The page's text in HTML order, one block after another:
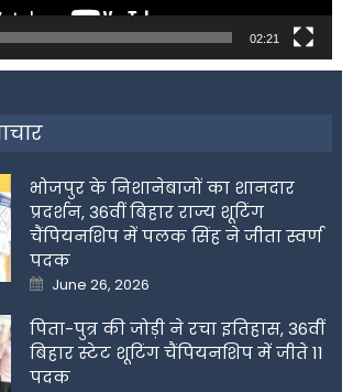
02:21
भोजपुर के निशानेबाजों का शानदार
प्रदर्शन, 36वीं बिहार राज्य शूटिंग
चैंपियनशिप में पलक सिंह ने जीता स्वर्ण
पदक
Posted
on
June 26, 2026
पिता-पुत्र की जोड़ी ने रचा इतिहास, 36वीं
बिहार स्टेट शूटिंग चैंपियनशिप में जीते 11
पदक